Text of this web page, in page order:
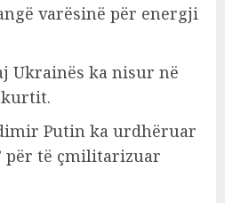
varësinë për energji
Ukrainës ka nisur në
Putin ka urdhëruar
për të çmilitarizuar